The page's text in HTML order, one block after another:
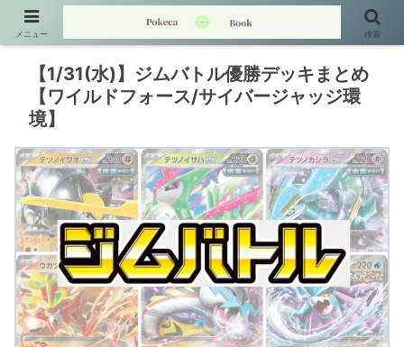
【1/31(水)】ジムバトル優勝デッキまとめ
【ワイルドフォース/サイバージャッジ環
境】
メニュー 検索